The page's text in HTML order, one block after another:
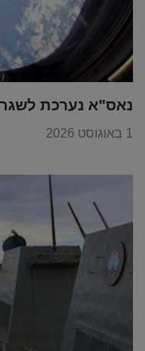
נאס"א נערכת
1 באוגוסט 2026